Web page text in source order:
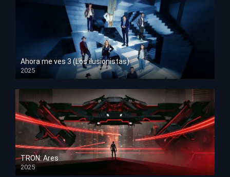
Ahora me ves 3 (Los ilusionistas)
2025
HD 1080p
TRON: Ares
2025
HD 1080p